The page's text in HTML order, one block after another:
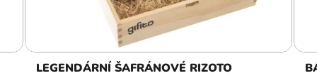
LEGENDÁRNÍ ŠAFRÁNOVÉ RIZOTO